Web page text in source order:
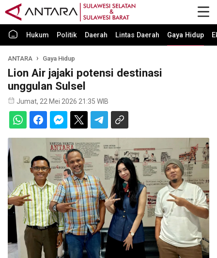
Hukum Politik Daerah Lintas Daerah Gaya Hidup
ANTARA Gaya Hidup
Lion Air jajaki potensi destinasi
unggulan Sulsel
Jumat, 22 Mei 2026 21:35 WIB